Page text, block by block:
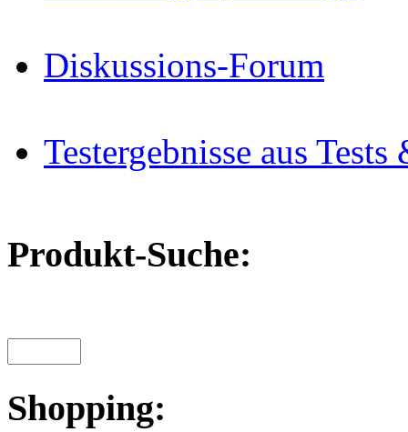
Diskussions-Forum
Testergebnisse aus
Produkt-Suche:
Shopping: